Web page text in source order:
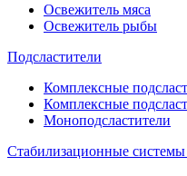
Освежитель мяса
Освежитель рыбы
Подсластители
Комплексные
Комплексные
Моноподсластители
Стабилизационные